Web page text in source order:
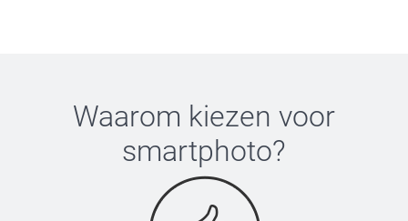
Waarom kiezen voor
smartphoto?